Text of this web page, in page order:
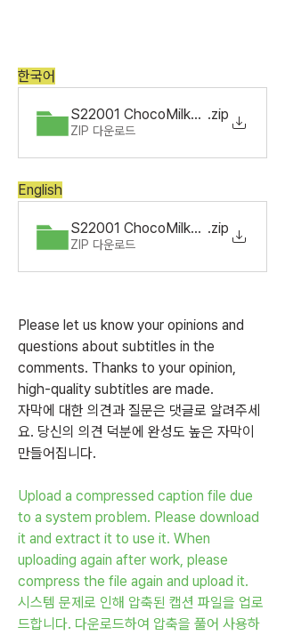
한국어
S22001 ChocoMilkShake
.zip
ZIP 다운로드
English
S22001 ChocoMilkShake
.zip
ZIP 다운로드
Please let us know your opinions and
questions about subtitles in the
comments. Thanks to your opinion,
high-quality subtitles are made.
자막에 대한 의견과 질문은 댓글로 알려주세
요. 당신의 의견 덕분에 완성도 높은 자막이
만들어집니다.
Upload a compressed caption file due
to a system problem. Please download
it and extract it to use it. When
uploading again after work, please
compress the file again and upload it.
시스템 문제로 인해 압축된 캡션 파일을 업로
드합니다. 다운로드하여 압축을 풀어 사용하